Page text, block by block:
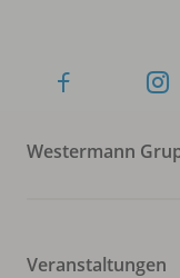
Westermann
Veranstaltungen